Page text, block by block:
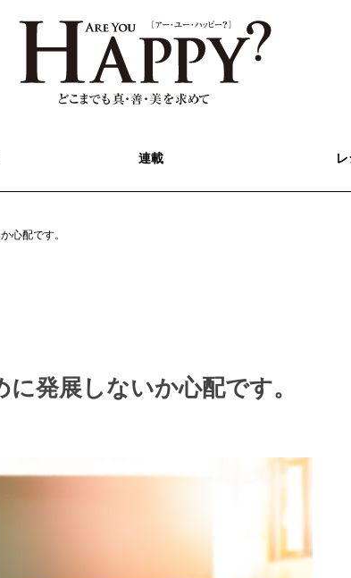
連載
心配です。
発展しないか心配です。